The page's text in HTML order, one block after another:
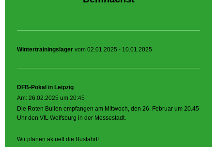
Wintertrainingslager vom 02.01.2025 - 10.01.2025
DFB-Pokal in Leipzig
Am: 26.02.2025 um 20:45
Die Roten Bullen empfangen am Mittwoch, den 26. Februar um 20.45
Uhr den VfL Wolfsburg in der Messestadt.
Wir planen aktuell die Busfahrt!